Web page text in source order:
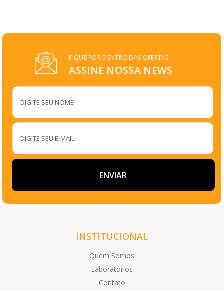
FIQUE POR DENTRO DAS OFERTAS
ASSINE NOSSA NEWS
INSTITUCIONAL
Quem Somos
Laboratórios
Contato